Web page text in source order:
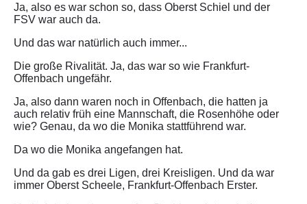
Ja, also es war schon so, dass Oberst Schiel und der
FSV war auch da.
Und das war natürlich auch immer...
Die große Rivalität. Ja, das war so wie Frankfurt-
Offenbach ungefähr.
Ja, also dann waren noch in Offenbach, die hatten ja
auch relativ früh eine Mannschaft, die Rosenhöhe oder
wie? Genau, da wo die Monika stattführend war.
Da wo die Monika angefangen hat.
Und da gab es drei Ligen, drei Kreisligen. Und da war
immer Oberst Scheele, Frankfurt-Offenbach Erster.